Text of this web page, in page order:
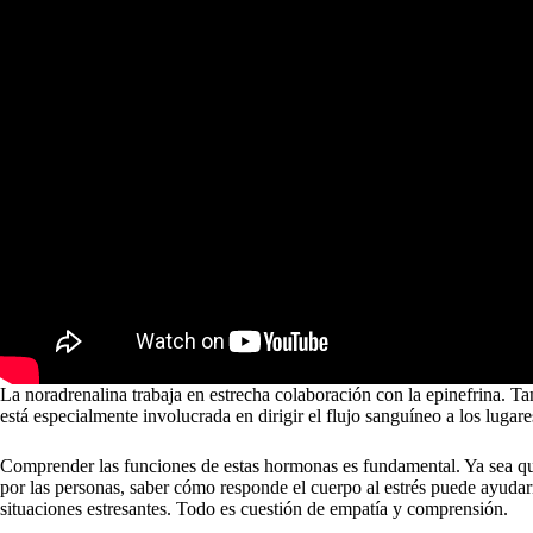
La noradrenalina trabaja en estrecha colaboración con la epinefrina.
está especialmente involucrada en dirigir el flujo sanguíneo a los
Comprender las funciones de estas hormonas es fundamental. Ya sea
por las personas, saber cómo responde el cuerpo al estrés puede
situaciones estresantes. Todo es cuestión de empatía y comprensión.